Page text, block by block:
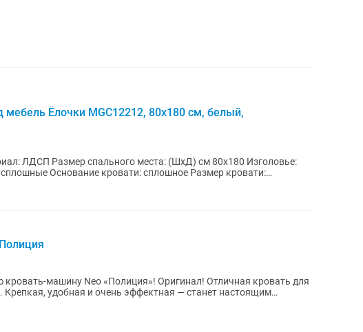
мебель Ёлочки MGC12212, 80x180 см, белый,
ЛДСП Размер спального места: (ШхД) см 80x180 Изголовье:
Основание кровати: сплошное Размер кровати:
Neo «Полиция»! Оригинал! Отличная кровать для
Крепкая, удобная и очень эффектная — станет настоящим